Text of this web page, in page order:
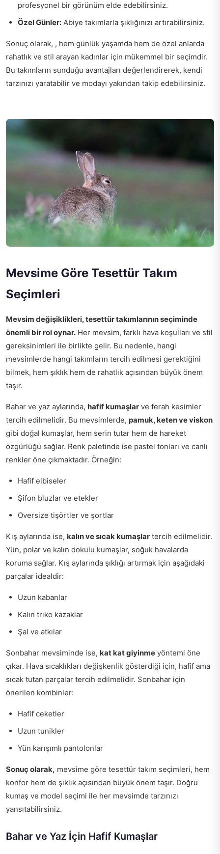
profesyonel bir görünüm elde edebilirsiniz.
Özel Günler: Abiye takımlarla şıklığınızı artırabilirsiniz.
Sonuç olarak, , hem günlük yaşamda hem de özel anlarda
rahatlık ve stil arayan kadınlar için mükemmel bir seçimdir.
Bu takımların sunduğu avantajları değerlendirerek, kendi
tarzınızı yaratabilir ve modayı yakından takip edebilirsiniz.
Mevsime Göre Tesettür Takım
Seçimleri
Mevsim değişiklikleri, tesettür takımlarının seçiminde
önemli bir rol oynar. Her mevsim, farklı hava koşulları ve stil
gereksinimleri ile birlikte gelir. Bu nedenle, hangi
mevsimlerde hangi takımların tercih edilmesi gerektiğini
bilmek, hem şıklık hem de rahatlık açısından büyük önem
taşır.
Bahar ve yaz aylarında, hafif kumaşlar ve ferah kesimler
tercih edilmelidir. Bu mevsimlerde, pamuk, keten ve viskon
gibi doğal kumaşlar, hem serin tutar hem de hareket
özgürlüğü sağlar. Renk paletinde ise pastel tonları ve canlı
renkler öne çıkmaktadır. Örneğin:
Hafif elbiseler
Şifon bluzlar ve etekler
Oversize tişörtler ve şortlar
Kış aylarında ise, kalın ve sıcak kumaşlar tercih edilmelidir.
Yün, polar ve kalın dokulu kumaşlar, soğuk havalarda
koruma sağlar. Kış aylarında şıklığı artırmak için aşağıdaki
parçalar idealdir:
Uzun kabanlar
Kalın triko kazaklar
Şal ve atkılar
Sonbahar mevsiminde ise, kat kat giyinme yöntemi öne
çıkar. Hava sıcaklıkları değişkenlik gösterdiği için, hafif ama
sıcak tutan parçalar tercih edilmelidir. Sonbahar için
önerilen kombinler:
Hafif ceketler
Uzun tunikler
Yün karışımlı pantolonlar
Sonuç olarak, mevsime göre tesettür takım seçimleri, hem
konfor hem de şıklık açısından büyük önem taşır. Doğru
kumaş ve model seçimi ile her mevsimde tarzınızı
yansıtabilirsiniz.
Bahar ve Yaz İçin Hafif Kumaşlar